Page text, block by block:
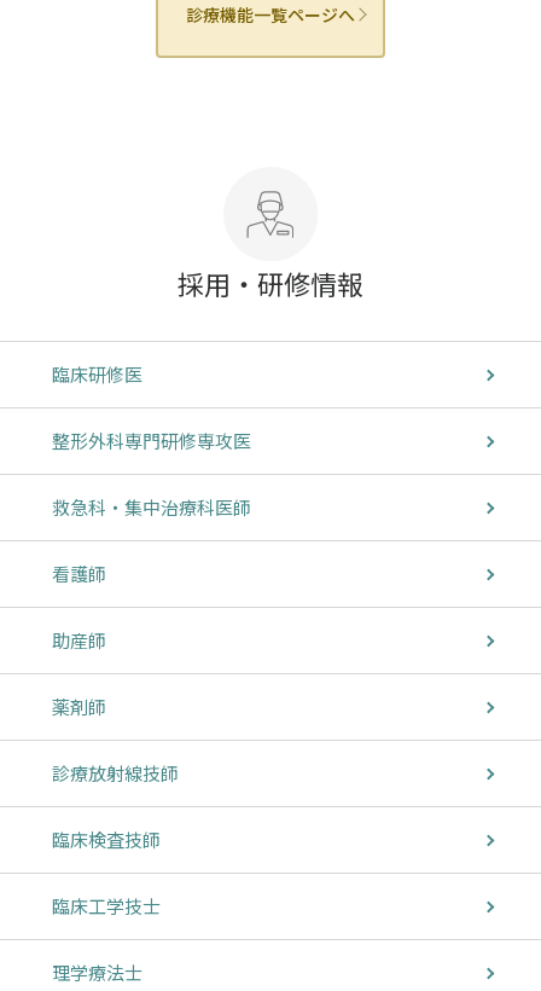
採用・研修情報
臨床研修医
整形外科専門研修専攻医
救急科・集中治療科医師
看護師
助産師
薬剤師
診療放射線技師
臨床検査技師
臨床工学技士
理学療法士
診療機能一覧ページへ